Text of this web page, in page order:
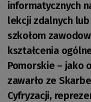
informatycznych
lekcji zdalnych
szkołom
kształcenia
Pomorskie – jako
zawarło ze
Cyfryzacji,